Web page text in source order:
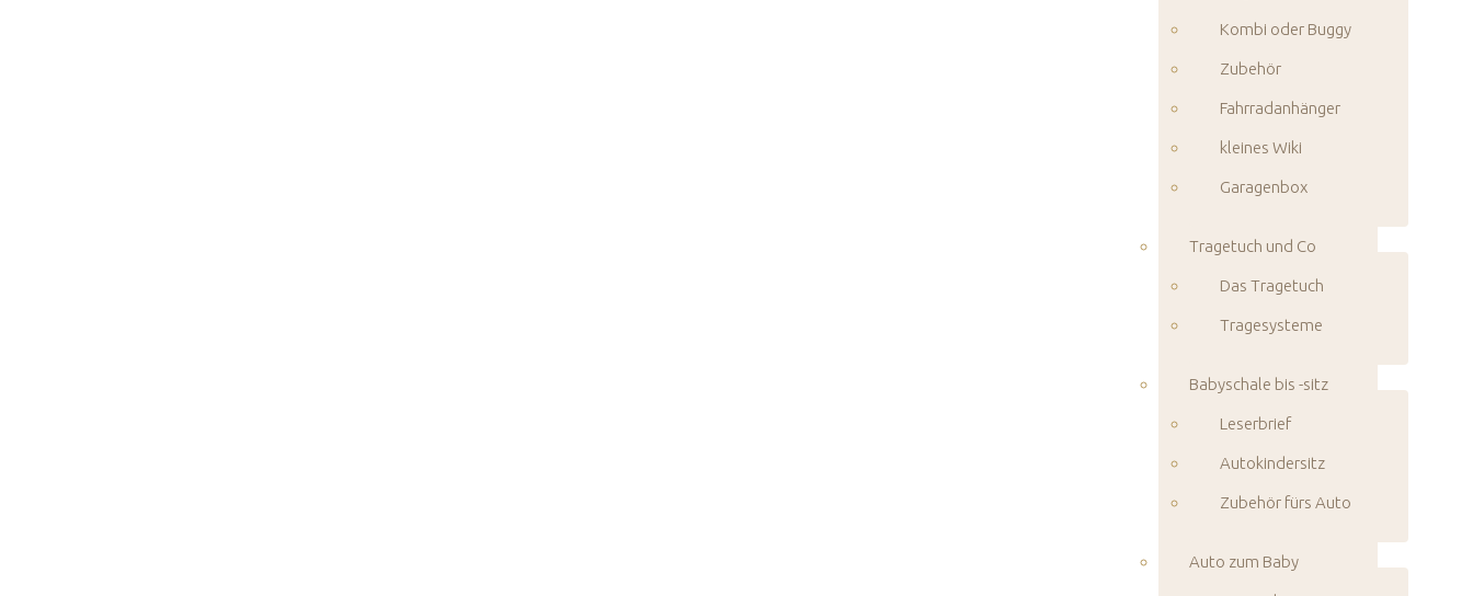
Kombi oder Buggy
Zubehör
Fahrradanhänger
kleines Wiki
Garagenbox
Tragetuch und Co
Das Tragetuch
Tragesysteme
Babyschale bis -sitz
Leserbrief
Autokindersitz
Zubehör fürs Auto
Auto zum Baby